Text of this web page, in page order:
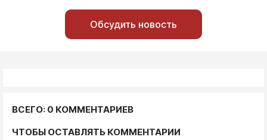
Обсудить новость
ВСЕГО: 0 КОММЕНТАРИЕВ
ЧТОБЫ ОСТАВЛЯТЬ КОММЕНТАРИИ